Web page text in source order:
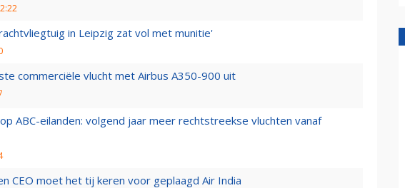
in Leipzig zat vol met munitie'
commerciële vlucht met Airbus A350-900 uit
ABC-eilanden: volgend jaar meer rechtstreekse vluchten vanaf
CEO moet het tij keren voor geplaagd Air India